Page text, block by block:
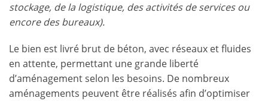
stockage, de la logistique, des activités de services ou
encore des bureaux).
Le bien est livré brut de béton, avec réseaux et fluides
en attente, permettant une grande liberté
d’aménagement selon les besoins. De nombreux
aménagements peuvent être réalisés afin d’optimiser